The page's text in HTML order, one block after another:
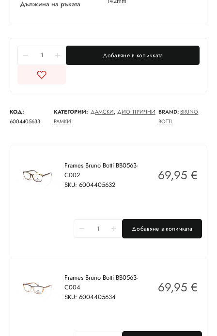
Дължина на ръката
Добавяне в количката
КОД:
6004405633
КАТЕГОРИИ: ДАМСКИ, ДИОПТРИЧНИ
РАМКИ
BRAND: BRUNO
BOTTI
Frames Bruno Botti BB0563-
C002
SKU: 6004405632
69,95 €
Добавяне в количката
Frames Bruno Botti BB0563-
C004
SKU: 6004405634
69,95 €